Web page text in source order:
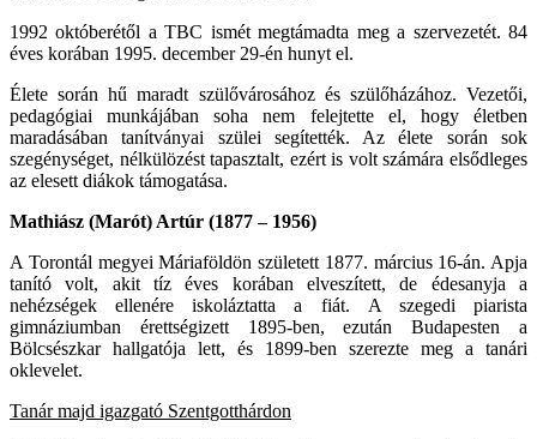
1992 októberétől a TBC ismét megtámadta meg a szervezetét. 84
éves korában 1995. december 29-én hunyt el.
Élete során hű maradt szülővárosához és szülőházához. Vezetői,
pedagógiai munkájában soha nem felejtette el, hogy életben
maradásában tanítványai szülei segítették. Az élete során sok
szegénységet, nélkülözést tapasztalt, ezért is volt számára elsődleges
az elesett diákok támogatása.
Mathiász (Marót) Artúr (1877 – 1956)
A Torontál megyei Máriaföldön született 1877. március 16-án. Apja
tanító volt, akit tíz éves korában elveszített, de édesanyja a
nehézségek ellenére iskoláztatta a fiát. A szegedi piarista
gimnáziumban érettségizett 1895-ben, ezután Budapesten a
Bölcsészkar hallgatója lett, és 1899-ben szerezte meg a tanári
oklevelet.
Tanár majd igazgató Szentgotthárdon